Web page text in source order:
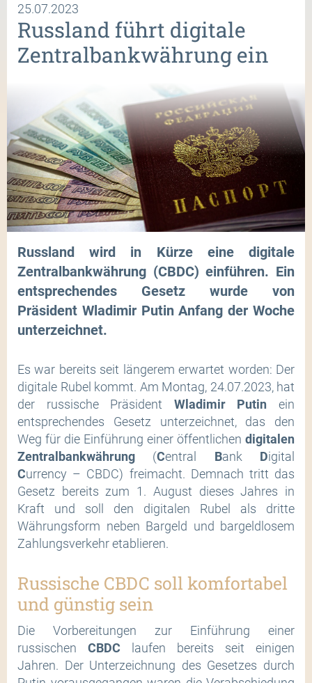
25.07.2023
Russland führt digitale
Zentralbankwährung ein
Russland wird in Kürze eine digitale
Zentralbankwährung (CBDC) einführen. Ein
entsprechendes Gesetz wurde von
Präsident Wladimir Putin Anfang der Woche
unterzeichnet.
Es war bereits seit längerem erwartet worden: Der
digitale Rubel kommt. Am Montag, 24.07.2023, hat
der russische Präsident Wladimir Putin ein
entsprechendes Gesetz unterzeichnet, das den
Weg für die Einführung einer öffentlichen digitalen
Zentralbankwährung (Central Bank Digital
Currency – CBDC) freimacht. Demnach tritt das
Gesetz bereits zum 1. August dieses Jahres in
Kraft und soll den digitalen Rubel als dritte
Währungsform neben Bargeld und bargeldlosem
Zahlungsverkehr etablieren.
Russische CBDC soll komfortabel
und günstig sein
Die Vorbereitungen zur Einführung einer
russischen CBDC laufen bereits seit einigen
Jahren. Der Unterzeichnung des Gesetzes durch